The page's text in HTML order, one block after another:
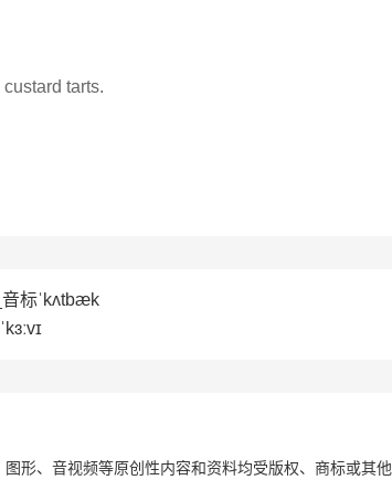
tarts.
标ˈkʌtbæk
形、音视频等原创性内容和资料均受版权、商标或其他